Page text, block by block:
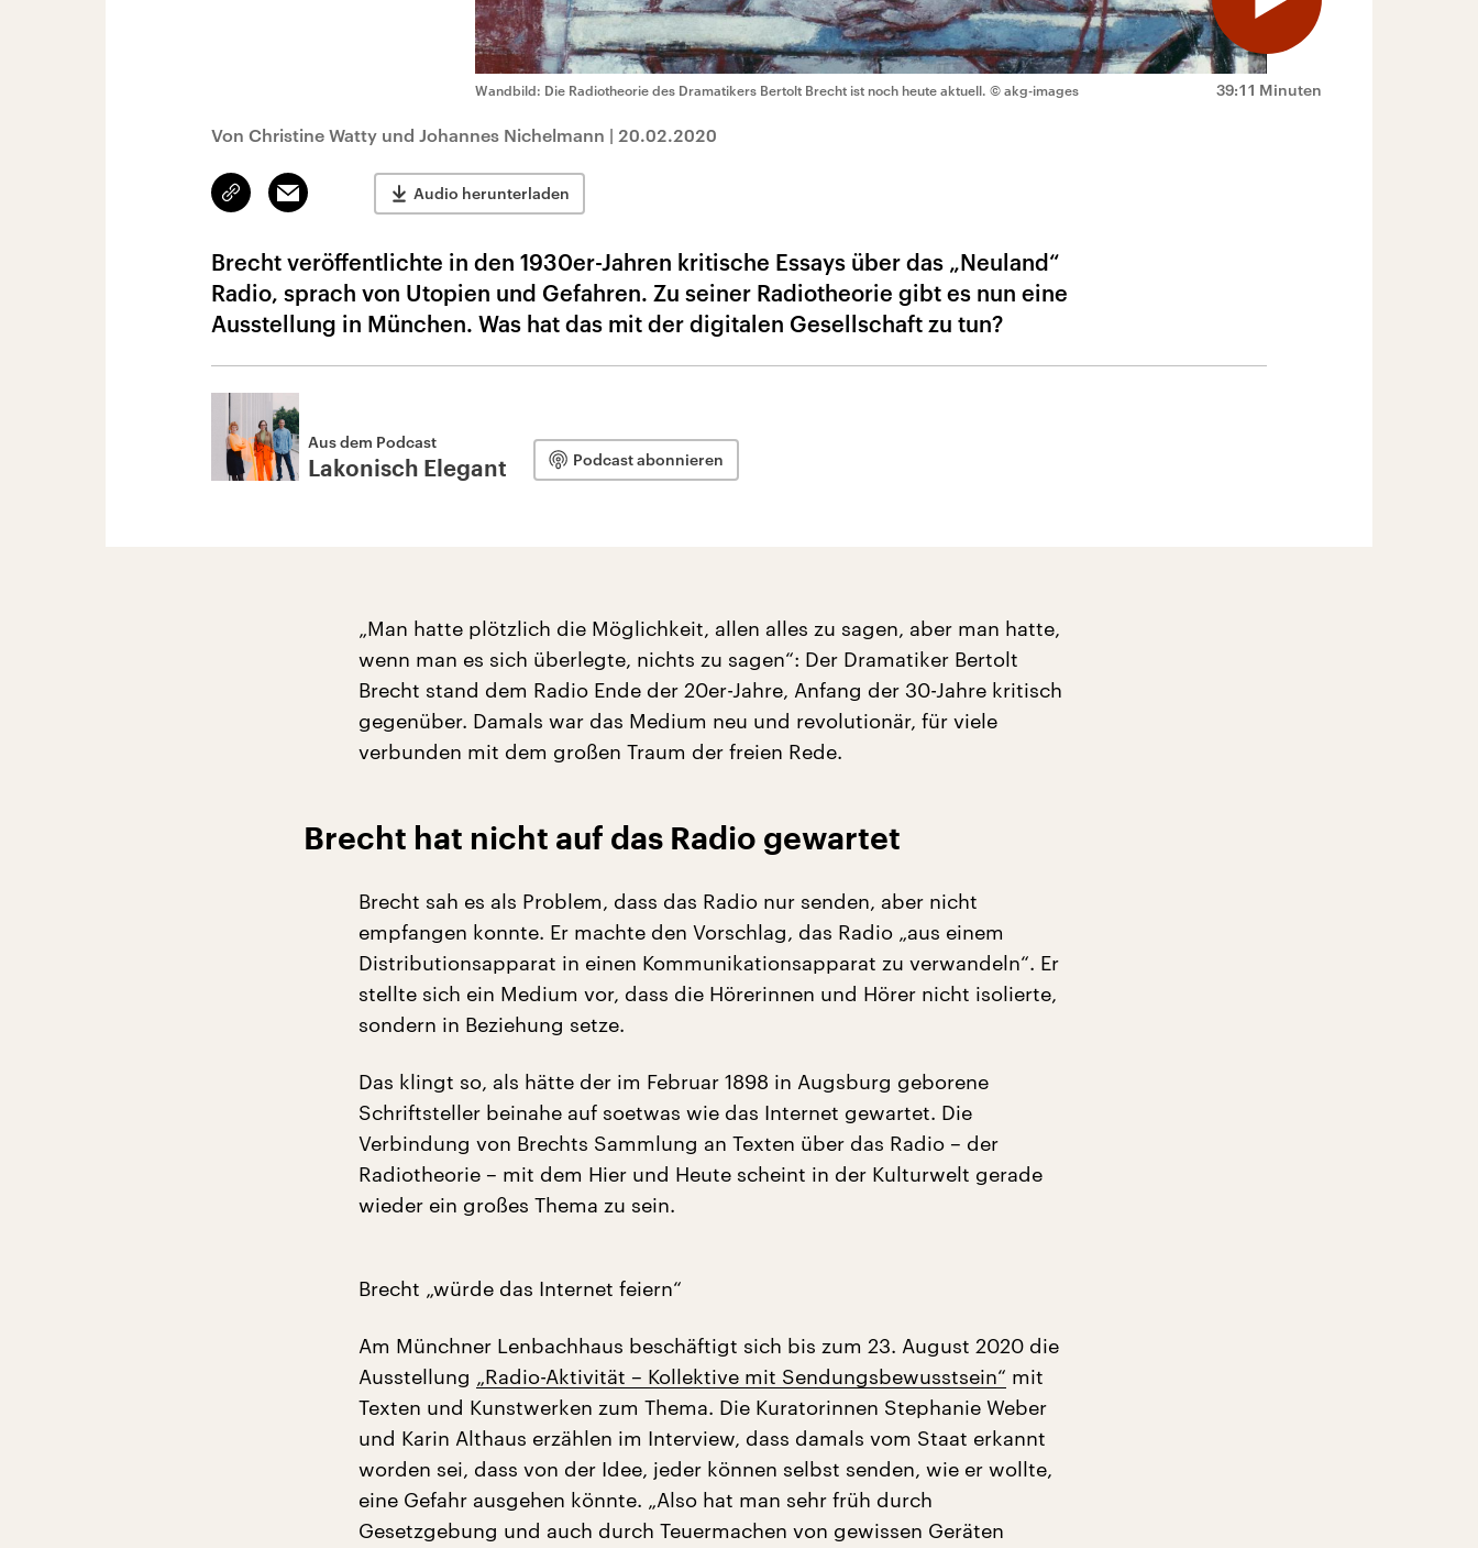
39:11 Minuten
Wandbild: Die Radiotheorie des Dramatikers Bertolt Brecht ist noch heute aktuell. © akg-images
Von Christine Watty und Johannes Nichelmann | 20.02.2020
Link
kopieren/teilen
Email Audio herunterladen
Brecht veröffentlichte in den 1930er-Jahren kritische Essays über das „Neuland“
Radio, sprach von Utopien und Gefahren. Zu seiner Radiotheorie gibt es nun eine
Ausstellung in München. Was hat das mit der digitalen Gesellschaft zu tun?
Aus dem Podcast
Lakonisch Elegant Podcast abonnieren
„Man hatte plötzlich die Möglichkeit, allen alles zu sagen, aber man hatte,
wenn man es sich überlegte, nichts zu sagen“: Der Dramatiker Bertolt
Brecht stand dem Radio Ende der 20er-Jahre, Anfang der 30-Jahre kritisch
gegenüber. Damals war das Medium neu und revolutionär, für viele
verbunden mit dem großen Traum der freien Rede.
Brecht hat nicht auf das Radio gewartet
Brecht sah es als Problem, dass das Radio nur senden, aber nicht
empfangen konnte. Er machte den Vorschlag, das Radio „aus einem
Distributionsapparat in einen Kommunikationsapparat zu verwandeln“. Er
stellte sich ein Medium vor, dass die Hörerinnen und Hörer nicht isolierte,
sondern in Beziehung setze.
Das klingt so, als hätte der im Februar 1898 in Augsburg geborene
Schriftsteller beinahe auf soetwas wie das Internet gewartet. Die
Verbindung von Brechts Sammlung an Texten über das Radio – der
Radiotheorie – mit dem Hier und Heute scheint in der Kulturwelt gerade
wieder ein großes Thema zu sein.
Brecht „würde das Internet feiern“
Am Münchner Lenbachhaus beschäftigt sich bis zum 23. August 2020 die
Ausstellung „Radio-Aktivität – Kollektive mit Sendungsbewusstsein“ mit
Texten und Kunstwerken zum Thema. Die Kuratorinnen Stephanie Weber
und Karin Althaus erzählen im Interview, dass damals vom Staat erkannt
worden sei, dass von der Idee, jeder können selbst senden, wie er wollte,
eine Gefahr ausgehen könnte. „Also hat man sehr früh durch
Gesetzgebung und auch durch Teuermachen von gewissen Geräten